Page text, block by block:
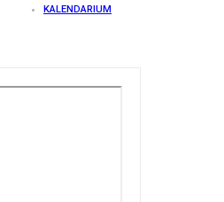
KALENDARIUM